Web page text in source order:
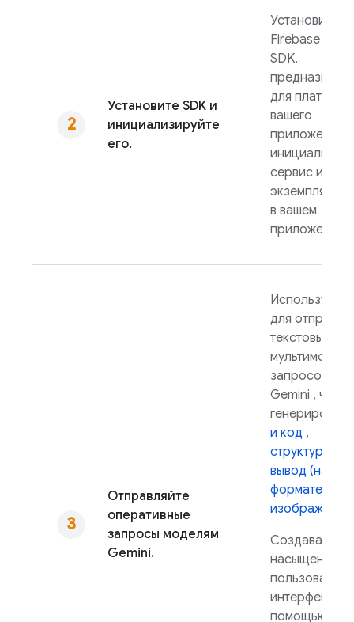
Установите SDK и
инициализируйте
его.
Установите
Firebase AI
SDK,
для
вашего
приложения,
сервис и
экземпляр
в вашем
приложении.
Отправляйте
оперативные
запросы моделям
Gemini.
Используйте
для отправки
текстовых или
запросов
Gemini , чтобы
и код ,
вывод
формате
изображения
Создавайте
насыщенные
интерфейсы с
помощью